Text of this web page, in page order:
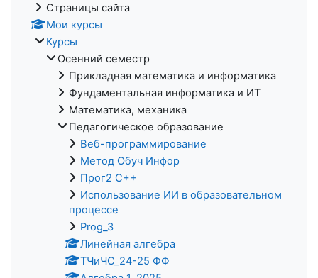
Страницы сайта
Мои курсы
Курсы
Осенний семестр
Прикладная математика и информатика
Фундаментальная информатика и ИТ
Математика, механика
Педагогическое образование
Веб-программирование
Метод Обуч Инфор
Прог2 С++
Использование ИИ в образовательном
процессе
Prog_3
Линейная алгебра
ТЧиЧС_24-25 ФФ